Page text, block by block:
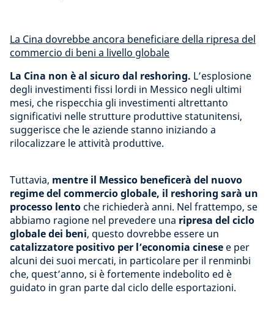
La Cina dovrebbe ancora beneficiare della ripresa del
commercio di beni a livello globale
La Cina non è al sicuro dal reshoring. L’esplosione
degli investimenti fissi lordi in Messico negli ultimi
mesi, che rispecchia gli investimenti altrettanto
significativi nelle strutture produttive statunitensi,
suggerisce che le aziende stanno iniziando a
rilocalizzare le attività produttive.
Tuttavia, mentre il Messico beneficerà del nuovo
regime del commercio globale, il reshoring sarà un
processo lentoche richiederà anni. Nel frattempo, se
abbiamo ragione nel prevedere una ripresa del ciclo
globale dei beni, questo dovrebbe essere un
catalizzatore positivo per l’economia cinese e per
alcuni dei suoi mercati, in particolare per il renminbi
che, quest’anno, si è fortemente indebolito ed è
guidato in gran parte dal ciclo delle esportazioni.